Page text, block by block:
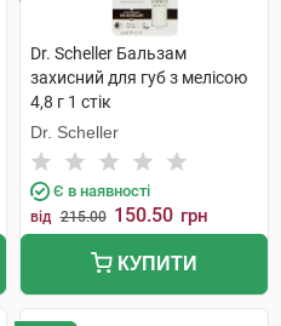
Dr. Scheller Бальзам
захисний для губ з мелісою
4,8 г 1 стік
Dr. Scheller
Є в наявності
від 215.00 150.50 грн
КУПИТИ